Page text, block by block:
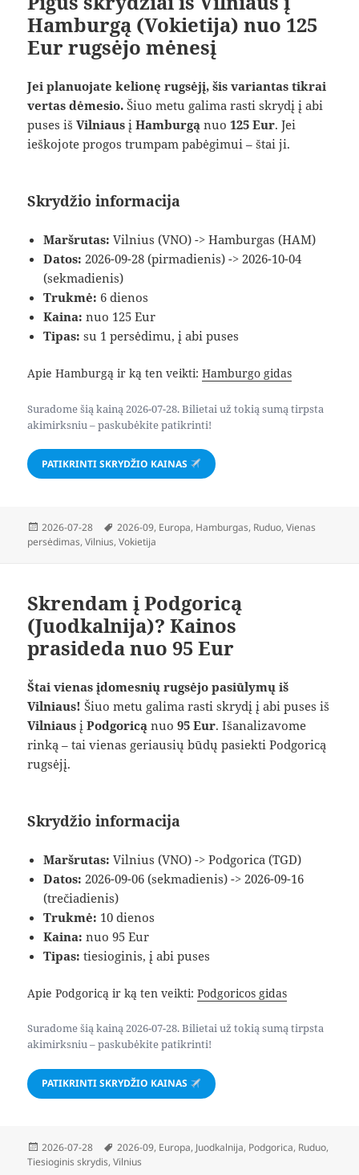
Hamburgą (Vokietija) nuo 125
Eur rugsėjo mėnesį
Jei planuojate kelionę rugsėjį, šis variantas tikrai
vertas dėmesio. Šiuo metu galima rasti skrydį į abi
puses išVilniaus įHamburgą nuo125 Eur. Jei
ieškojote progos trumpam pabėgimui – štai ji.
Skrydžio informacija
Maršrutas: Vilnius (VNO) -> Hamburgas (HAM)
Datos: 2026-09-28 (pirmadienis) -> 2026-10-04
(sekmadienis)
Trukmė: 6 dienos
Kaina: nuo 125 Eur
Tipas: su 1 persėdimu, į abi puses
Apie Hamburgą ir ką ten veikti:Hamburgo gidas
Suradome šią kainą 2026-07-28. Bilietai už tokią sumą tirpsta
akimirksniu – paskubėkite patikrinti!
PATIKRINTI SKRYDŽIO KAINAS
Paskelbta
2026-07-28 Žymos
2026-09, Europa, Hamburgas, Ruduo,Vienas
persėdimas,Vilnius,Vokietija
Skrendam į Podgoricą
(Juodkalnija)? Kainos
prasideda nuo 95 Eur
Štai vienas įdomesnių rugsėjo pasiūlymų iš
Vilniaus! Šiuo metu galima rasti skrydį į abi puses iš
Vilniaus įPodgoricą nuo95 Eur. Išanalizavome
rinką – tai vienas geriausių būdų pasiekti Podgoricą
rugsėjį.
Skrydžio informacija
Maršrutas: Vilnius (VNO) -> Podgorica (TGD)
Datos: 2026-09-06 (sekmadienis) -> 2026-09-16
(trečiadienis)
Trukmė: 10 dienos
Kaina: nuo 95 Eur
Tipas: tiesioginis, į abi puses
Apie Podgoricą ir ką ten veikti:Podgoricos gidas
Suradome šią kainą 2026-07-28. Bilietai už tokią sumą tirpsta
akimirksniu – paskubėkite patikrinti!
PATIKRINTI SKRYDŽIO KAINAS
Paskelbta
2026-07-28 Žymos
2026-09, Europa, Juodkalnija, Podgorica, Ruduo,
Tiesioginis skrydis,Vilnius